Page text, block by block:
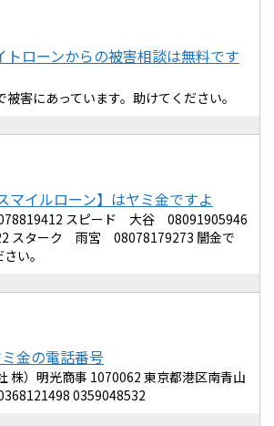
トローンからの被害相談は無料です
被害にあっています。助けてください。
マイルローン】はヤミ金ですよ
スピード 大谷 08091905946
スターク 雨宮 08078179273 闇金で
い。
金の電話番号
株）明光商事 1070062 東京都港区南青山
0359048532